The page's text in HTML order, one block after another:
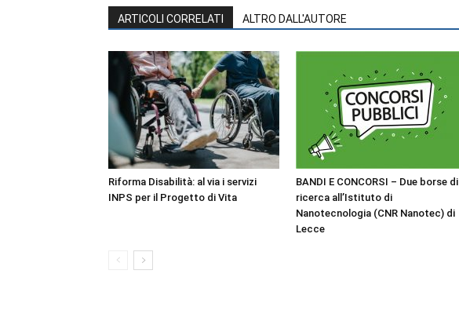
ARTICOLI CORRELATI ALTRO DALL'AUTORE
Riforma Disabilità: al via i servizi
INPS per il Progetto di Vita
BANDI E CONCORSI – Due borse di
ricerca all’Istituto di
Nanotecnologia (CNR Nanotec) di
Lecce